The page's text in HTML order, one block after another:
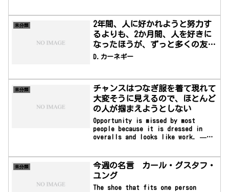
未分類
2年間、人に好かれようと努力す
るよりも、2か月間、人を好きに
なったほうが、ずっと多くの友を
得られるだろう。
D.カーネギー
未分類
チャンスはつなぎ服を着て現れて
大変そうに見えるので、ほとんど
の人が掴まえようとしない
Opportunity is missed by most
people because it is dressed in
overalls and looks like work. —
どの人が掴まえようとしない―トーマ
ス・エジソン
未分類
今週の名言 カール・グスタフ・
ユング
The shoe that fits one person